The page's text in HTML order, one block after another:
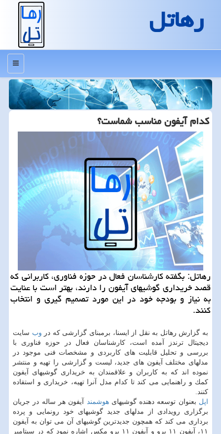
رهاتل
منو
كدام آیفون مناسب شماست؟
رهاتل: بگفته كارشناسان فعال در حوزه فناوری، كاربرانی كه
قصد خریداری گوشیهای آیفون را دارند، بهتر است با عنایت
به نیاز و بودجه خود در این مورد تصمیم گیری و انتخاب
كنند.
به گزارش رهاتل به نقل از ایسنا، برمبنای گزارشی كه در وب سایت
دیجیتال ترندز آمده است، كارشناسان فعال در حوزه فناوری با
بررسی و تحلیل قابلیت های كاربردی و مشخصات فنی موجود در
مدلهای مختلف آیفون های جدید، لیست و گزارشی را تهیه و منتشر
نموده اند كه به كاربران و علاقمندان به خریداری گوشیهای آیفون
كمك و راهنمایی می كند تا كدام مدل آنرا تهیه، خریداری و استفاده
كنند.
اپل بعنوان توسعه دهنده گوشیهایهوشمند آیفون هر ساله در جریان
برگزاری رویدادی از مدلهای جدید گوشیهای خود رونمایی و پرده
برداری می كند كه همچون جدیدترین گوشیهای آن می توان به آیفون
۱۱، آیفون ۱۱ پرو و آیفون ۱۱ پرو مكس اشاره نمود كه در سپتامبر